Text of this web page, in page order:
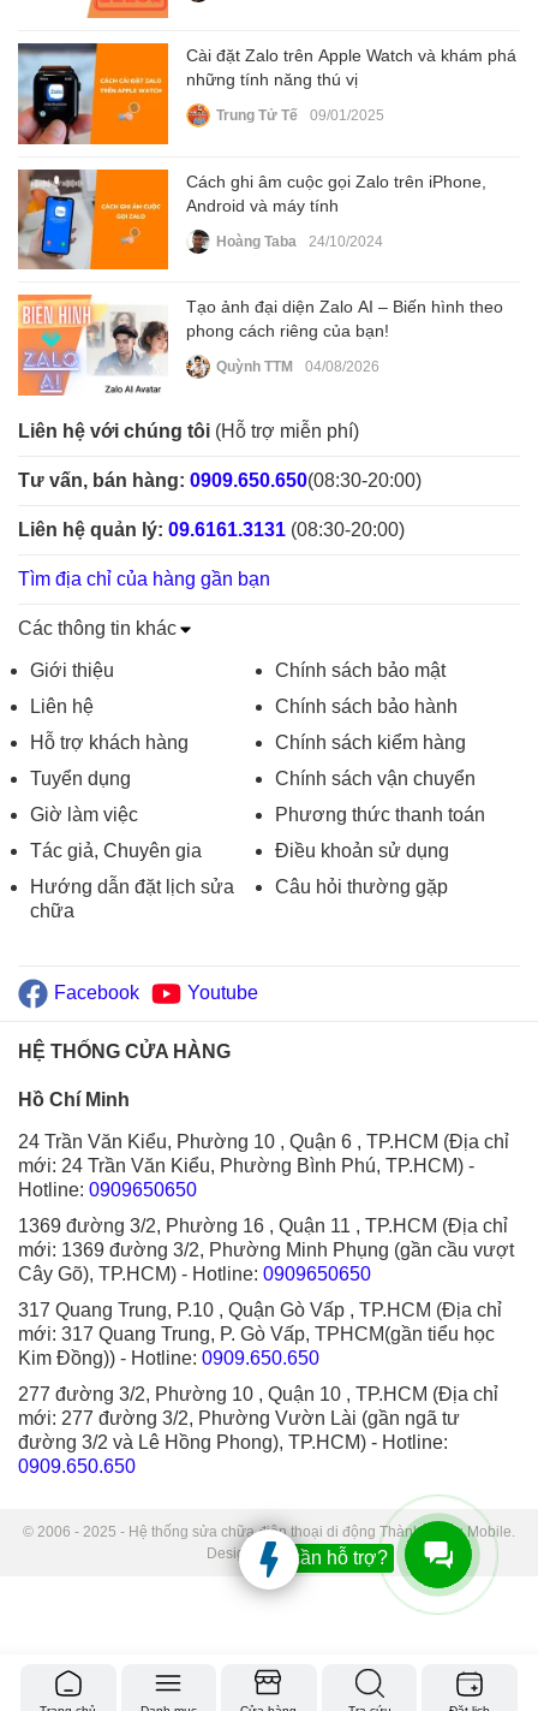
Cài đặt Zalo trên Apple Watch và khám phá
những tính năng thú vị
Trung Tử Tế 09/01/2025
Cách ghi âm cuộc gọi Zalo trên iPhone,
Android và máy tính
Hoàng Taba 24/10/2024
Tạo ảnh đại diện Zalo AI – Biến hình theo
phong cách riêng của bạn!
Quỳnh TTM 04/08/2026
Liên hệ với chúng tôi (Hỗ trợ miễn phí)
Tư vấn, bán hàng: 0909.650.650(08:30-20:00)
Liên hệ quản lý: 09.6161.3131 (08:30-20:00)
Tìm địa chỉ của hàng gần bạn
Các thông tin khác
Giới thiệu
Liên hệ
Hỗ trợ khách hàng
Tuyển dụng
Giờ làm việc
Tác giả, Chuyên gia
Hướng dẫn đặt lịch sửa
chữa
Chính sách bảo mật
Chính sách bảo hành
Chính sách kiểm hàng
Chính sách vận chuyển
Phương thức thanh toán
Điều khoản sử dụng
Câu hỏi thường gặp
Facebook Youtube
HỆ THỐNG CỬA HÀNG
Hồ Chí Minh
24 Trần Văn Kiểu, Phường 10 , Quận 6 , TP.HCM (Địa chỉ
mới: 24 Trần Văn Kiểu, Phường Bình Phú, TP.HCM) -
Hotline: 0909650650
1369 đường 3/2, Phường 16 , Quận 11 , TP.HCM (Địa chỉ
mới: 1369 đường 3/2, Phường Minh Phụng (gần cầu vượt
Cây Gõ), TP.HCM) - Hotline: 0909650650
317 Quang Trung, P.10 , Quận Gò Vấp , TP.HCM (Địa chỉ
mới: 317 Quang Trung, P. Gò Vấp, TPHCM(gần tiểu học
Kim Đồng)) - Hotline: 0909.650.650
277 đường 3/2, Phường 10 , Quận 10 , TP.HCM (Địa chỉ
mới: 277 đường 3/2, Phường Vườn Lài (gần ngã tư
đường 3/2 và Lê Hồng Phong), TP.HCM) - Hotline:
0909.650.650
© 2006 - 2025 - Hệ thống sửa chữa điện thoại di động Thành Trung Mobile.
Designed by Sudo.
Bạn cần hỗ trợ?